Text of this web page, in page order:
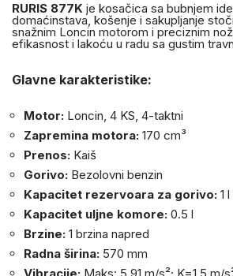
RURIS 877K je kosačica sa bubnjem
domaćinstava, košenje i sakupljanje
snažnim Loncin motorom i preciznim
efikasnost i lakoću u radu sa gustim
Glavne karakteristike:
Motor: Loncin, 4 KS, 4-taktni
Zapremina motora: 170 cm³
Prenos: Kaiš
Gorivo: Bezolovni benzin
Kapacitet rezervoara za gorivo: 1 l
Kapacitet uljne komore: 0.5 l
Brzine: 1 brzina napred
Radna širina: 570 mm